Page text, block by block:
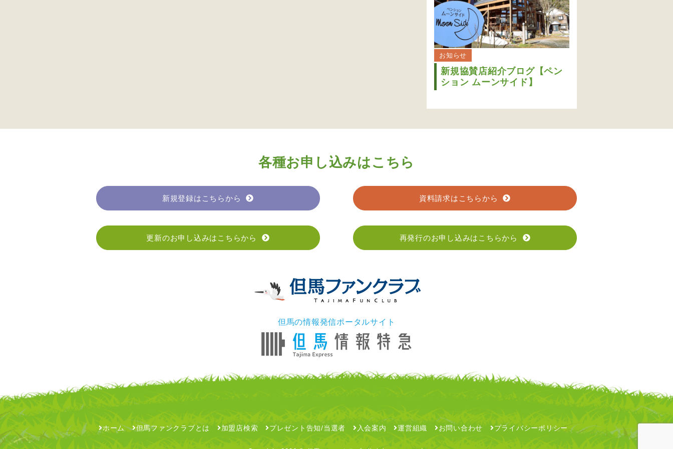
お知らせ
新規協賛店紹介ブログ【ペン
ション ムーンサイド】
各種お申し込みはこちら
新規登録はこちらから 資料請求はこちらから
更新のお申し込みはこちらから 再発行のお申し込みはこちらから
但馬の情報発信ポータルサイト
ホーム 但馬ファンクラブとは 加盟店検索 プレゼント告知/当選者 入会案内 運営組織 お問い合わせ プライバシーポリシー